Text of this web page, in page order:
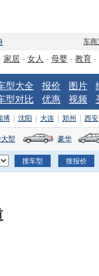
车商
家居 - 女人 - 母婴 - 教育 -
型大全 报价 图片
型对比
优惠 视频
博 沈阳 大连 郑州 西安
型 豪华